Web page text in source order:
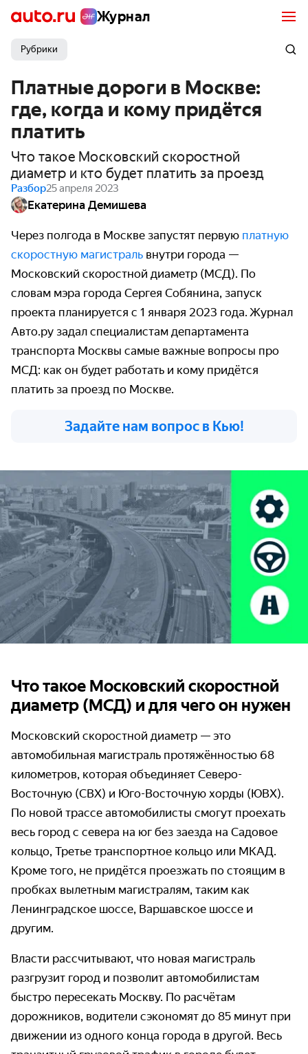
Журнал
Рубрики
Платные дороги в Москве:
где, когда и кому придётся
платить
Что такое Московский скоростной
диаметр и кто будет платить за проезд
Разбор25 апреля 2023
Екатерина Демишева
Через полгода в Москве запустят первую платную
скоростную магистраль внутри города —
Московский скоростной диаметр (МСД). По
словам мэра города Сергея Собянина, запуск
проекта планируется с 1 января 2023 года. Журнал
Авто.ру задал специалистам департамента
транспорта Москвы самые важные вопросы про
МСД: как он будет работать и кому придётся
платить за проезд по Москве.
Задайте нам вопрос в Кью!
Что такое Московский скоростной
диаметр (МСД) и для чего он нужен
Московский скоростной диаметр — это
автомобильная магистраль протяжённостью 68
километров, которая объединяет Северо-
Восточную (СВХ) и Юго-Восточную хорды (ЮВХ).
По новой трассе автомобилисты смогут проехать
весь город с севера на юг без заезда на Садовое
кольцо, Третье транспортное кольцо или МКАД.
Кроме того, не придётся проезжать по стоящим в
пробках вылетным магистралям, таким как
Ленинградское шоссе, Варшавское шоссе и
другим.
Власти рассчитывают, что новая магистраль
разгрузит город и позволит автомобилистам
быстро пересекать Москву. По расчётам
дорожников, водители сэкономят до 85 минут при
движении из одного конца города в другой. Весь